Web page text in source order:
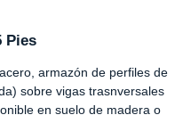
Pies
armazón de perfiles de
sobre vigas trasnversales
en suelo de madera o